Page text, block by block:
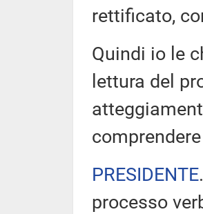
rettificato,
Quindi io le
lettura del
PRESIDENTE
processo